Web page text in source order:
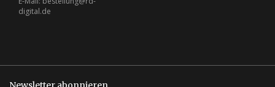
digital.de